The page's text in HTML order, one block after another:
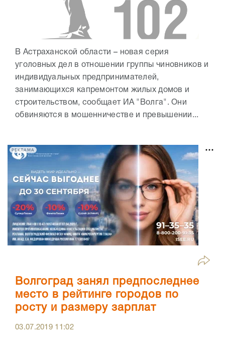
В Астраханской области – новая серия
уголовных дел в отношении группы чиновников и
индивидуальных предпринимателей,
занимающихся капремонтом жилых домов и
строительством, сообщает ИА "Волга". Они
обвиняются в мошенничестве и превышении...
РЕКЛАМА
Волгоград занял предпоследнее
место в рейтинге городов по
росту и размеру зарплат
03.07.2019 11:02